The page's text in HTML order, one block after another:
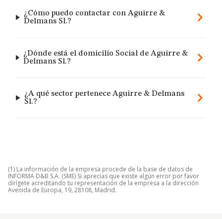
¿Cómo puedo contactar con Aguirre &
Delmans Sl.?
¿Dónde está el domicilio Social de Aguirre &
Delmans Sl.?
¿A qué sector pertenece Aguirre & Delmans
Sl.?
(1) La información de la empresa procede de la base de datos de
INFORMA D&B S.A. (SME) Si aprecias que existe algún error por favor
dirígete acreditando tu representación de la empresa a la dirección
Avenida de Europa, 19, 28108, Madrid.